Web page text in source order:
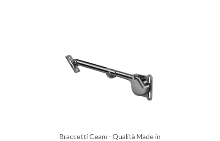
Braccetti Ceam - Qualità Made in